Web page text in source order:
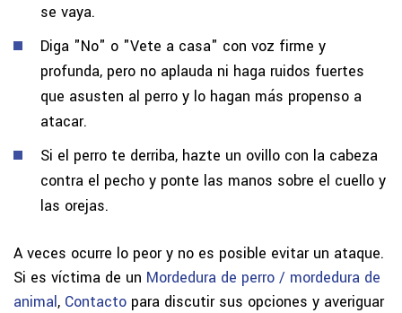
se vaya.
Diga "No" o "Vete a casa" con voz firme y
profunda, pero no aplauda ni haga ruidos fuertes
que asusten al perro y lo hagan más propenso a
atacar.
Si el perro te derriba, hazte un ovillo con la cabeza
contra el pecho y ponte las manos sobre el cuello y
las orejas.
A veces ocurre lo peor y no es posible evitar un ataque.
Si es víctima de un Mordedura de perro / mordedura de
animal, Contacto para discutir sus opciones y averiguar